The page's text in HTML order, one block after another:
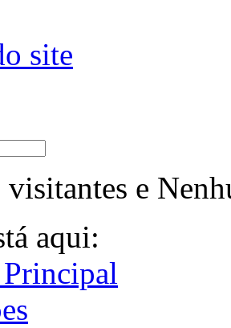
site
visitantes e
aqui: